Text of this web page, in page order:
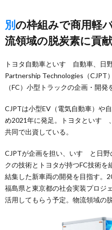
別の枠組みで商用軽バン電気自動車も、物
流領域の脱炭素に貢献
トヨタ自動車といすゞ自動車、日
Partnership Technologies（CJPT
（FC）小型トラックの企画・開発
CJPTは小型EV（電気自動車）や
め2021年に発足。トヨタといす
共同で出資している。
CJPTが企画を担い、いすゞと日
クの技術とトヨタが持つFC技術
結集した新車両の開発を目指す。
福島県と東京都の社会実装プロジ
活用してもらう予定。物流領域の